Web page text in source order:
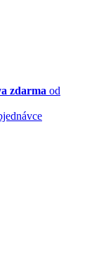
zdarma od